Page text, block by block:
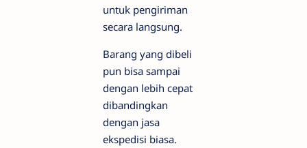
untuk pengiriman
secara langsung.
Barang yang dibeli
pun bisa sampai
dengan lebih cepat
dibandingkan
dengan jasa
ekspedisi biasa.